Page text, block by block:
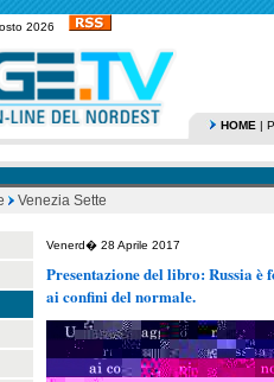
2026
HOME |
Venezia Sette
Venerd� 28 Aprile 2017
Presentazione del libro: Russia
ai confini del normale.